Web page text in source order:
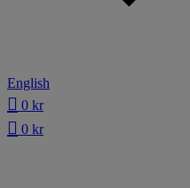
English
0 kr
0 kr